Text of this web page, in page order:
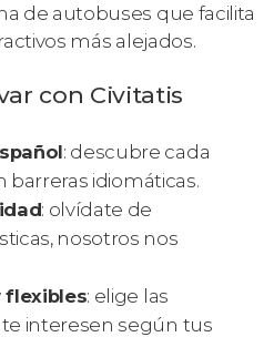
de autobuses que facilita
más alejados.
con Civitatis
: descubre cada
barreras idiomáticas.
: olvídate de
nosotros nos
flexibles: elige las
interesen según tus